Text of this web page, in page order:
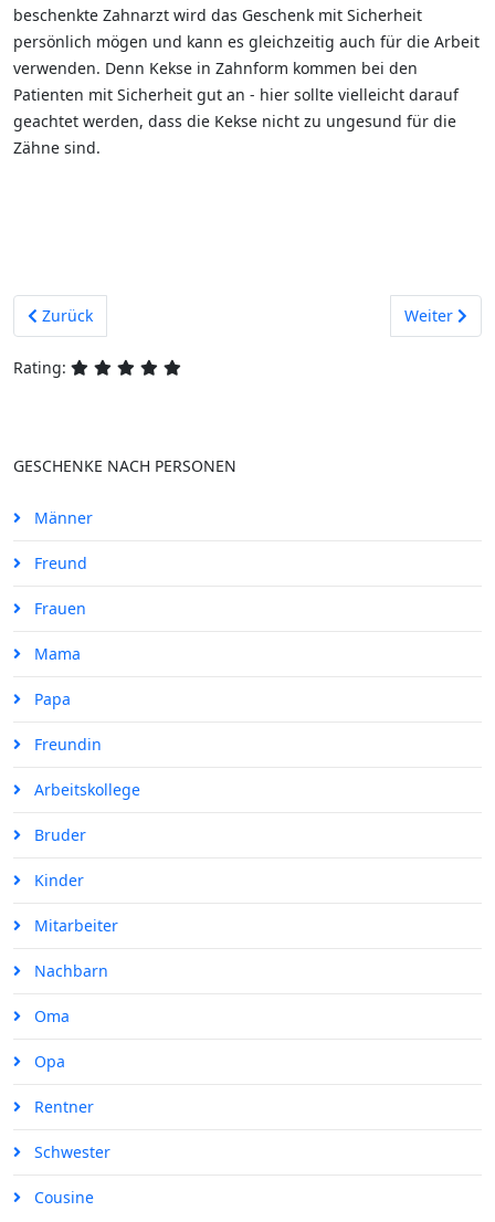
beschenkte Zahnarzt wird das Geschenk mit Sicherheit
persönlich mögen und kann es gleichzeitig auch für die Arbeit
verwenden. Denn Kekse in Zahnform kommen bei den
Patienten mit Sicherheit gut an - hier sollte vielleicht darauf
geachtet werden, dass die Kekse nicht zu ungesund für die
Zähne sind.
Vorheriger Beitrag: Bunte Zahnpasta-Nudeln
Zurück Nächster
Weiter
Rating:
GESCHENKE NACH PERSONEN
Männer
Freund
Frauen
Mama
Papa
Freundin
Arbeitskollege
Bruder
Kinder
Mitarbeiter
Nachbarn
Oma
Opa
Rentner
Schwester
Cousine